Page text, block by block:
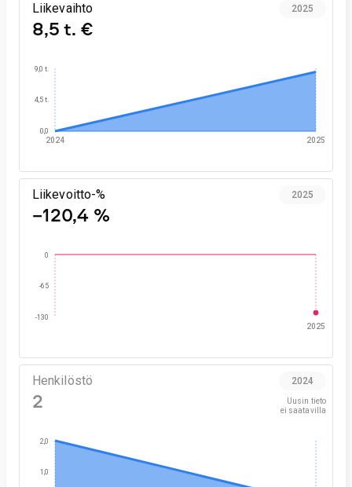
Liikevaihto
8,5 t. €
2025
2024 2025
0,0
4,5 t.
9,0 t.
Liikevoitto-%
−120,4 %
2025
2025
-130
-65
0
Henkilöstö
2
2024
Uusin tieto
ei saatavilla
1,0
2,0